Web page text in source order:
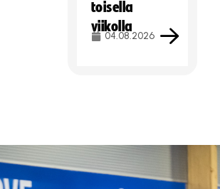
toisella
viikolla
04.08.2026